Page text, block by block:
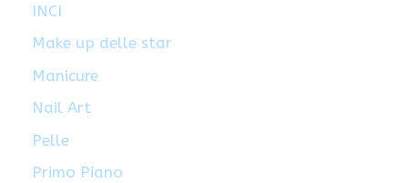
INCI
Make up delle star
Manicure
Nail Art
Pelle
Primo Piano